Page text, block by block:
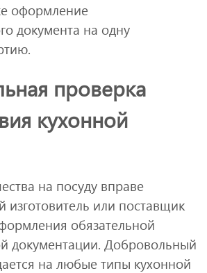
оформление
документа на одну
проверка
кухонной
на посуду вправе
изготовитель или поставщик
обязательной
документации. Добровольный
на любые типы кухонной